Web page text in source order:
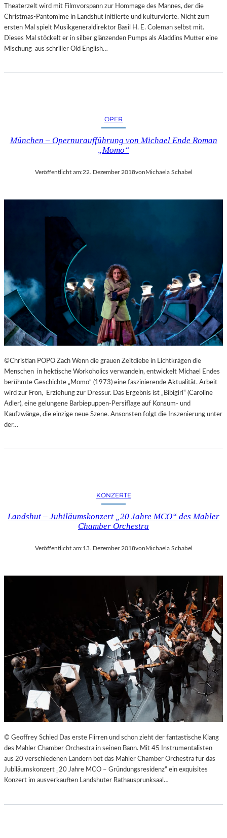
Theaterzelt wird mit Filmvorspann zur Hommage des Mannes, der die
Christmas-Pantomime in Landshut initiierte und kulturvierte. Nicht zum
ersten Mal spielt Musikgeneraldirektor Basil H. E. Coleman selbst mit.
Dieses Mal stöckelt er in silber glänzenden Pumps als Aladdins Mutter eine
Mischung aus schriller Old English…
OPER
München – Opernuraufführung von Michael Ende Roman
„Momo“
Veröffentlicht am:22. Dezember 2018vonMichaela Schabel
©Christian POPO Zach Wenn die grauen Zeitdiebe in Lichtkrägen die
Menschen in hektische Workoholics verwandeln, entwickelt Michael Endes
berühmte Geschichte „Momo“ (1973) eine faszinierende Aktualität. Arbeit
wird zur Fron, Erziehung zur Dressur. Das Ergebnis ist „Bibigirl“ (Caroline
Adler), eine gelungene Barbiepuppen-Persiflage auf Konsum- und
Kaufzwänge, die einzige neue Szene. Ansonsten folgt die Inszenierung unter
der…
KONZERTE
Landshut – Jubiläumskonzert „20 Jahre MCO“ des Mahler
Chamber Orchestra
Veröffentlicht am:13. Dezember 2018von Michaela Schabel
© Geoffrey Schied Das erste Flirren und schon zieht der fantastische Klang
des Mahler Chamber Orchestra in seinen Bann. Mit 45 Instrumentalisten
aus 20 verschiedenen Ländern bot das Mahler Chamber Orchestra für das
Jubiläumskonzert „20 Jahre MCO – Gründungsresidenz“ ein exquisites
Konzert im ausverkauften Landshuter Rathausprunksaal…